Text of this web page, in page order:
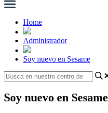
Home
Administrador
Soy nuevo en Sesame
Soy nuevo en Sesame